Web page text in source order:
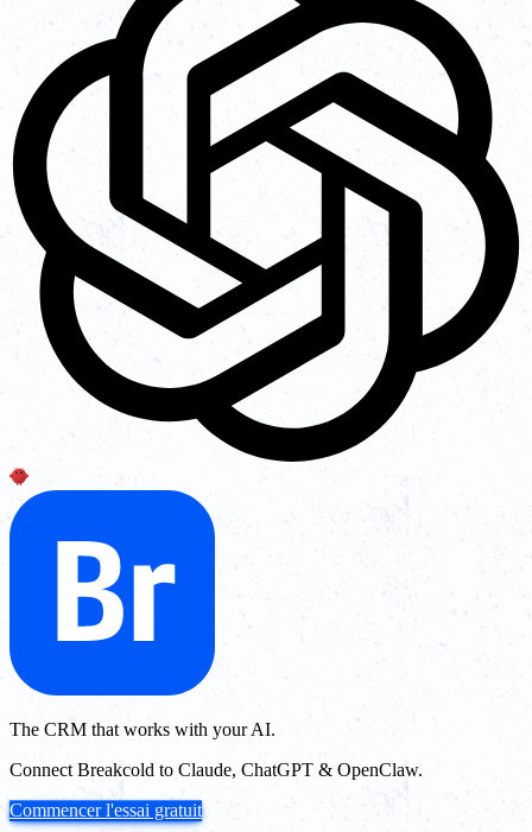
The CRM that works with your AI.
Connect Breakcold to Claude, ChatGPT & OpenClaw.
Commencer l'essai gratuit